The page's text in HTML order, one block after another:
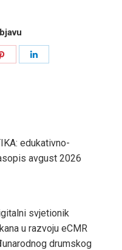
edukativno-
avgust 2026
svjetionik
u razvoju eCMR
drumskog